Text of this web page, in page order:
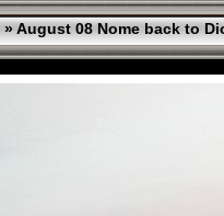
»August 08 Nome back to